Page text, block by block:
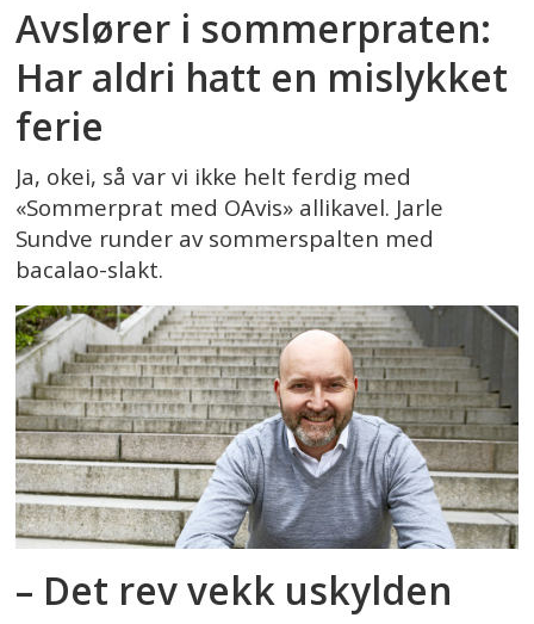
Avslører i sommerpraten:
Har aldri hatt en mislykket
ferie
Ja, okei, så var vi ikke helt ferdig med
«Sommerprat med OAvis» allikavel. Jarle
Sundve runder av sommerspalten med
bacalao-slakt.
– Det rev vekk uskylden